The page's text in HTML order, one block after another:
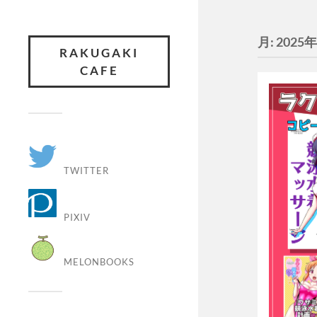
RAKUGAKI
CAFE
TWITTER
PIXIV
MELONBOOKS
月: 2025